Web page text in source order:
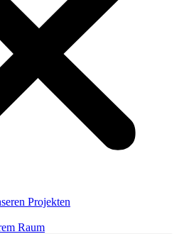
Projekten
Raum